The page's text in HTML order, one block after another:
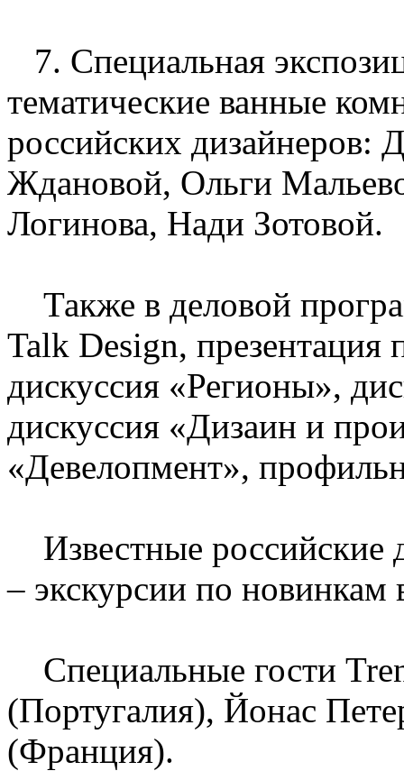
7. Специальная
тематические ванные
российских
Ждановой, Ольги
Логинова, Нади Зотовой.
Также в деловой
Talk Design, презентация
дискуссия «Регионы»,
дискуссия «Дизаин и
«Девелопмент»,
Известные российские
– экскурсии по новинкам
Специальные гости
(Португалия), Йонас
(Франция).